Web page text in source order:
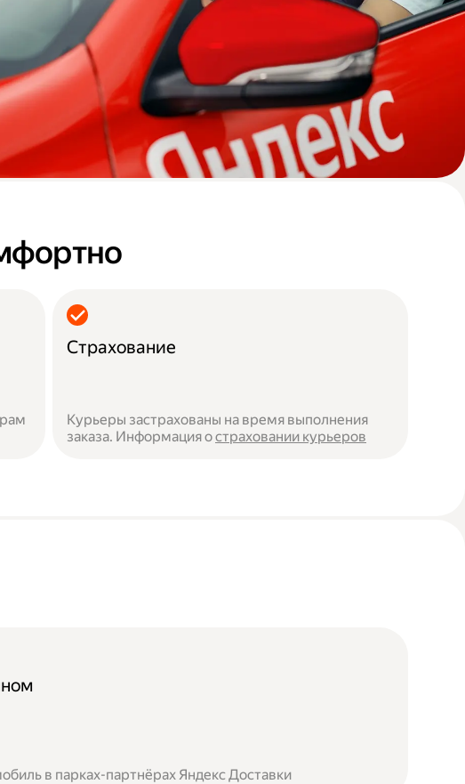
Страхование
Курьеры застрахованы на время выполнения
заказа. Информация остраховании курьеров
в парках-партнёрах Яндекс Доставки